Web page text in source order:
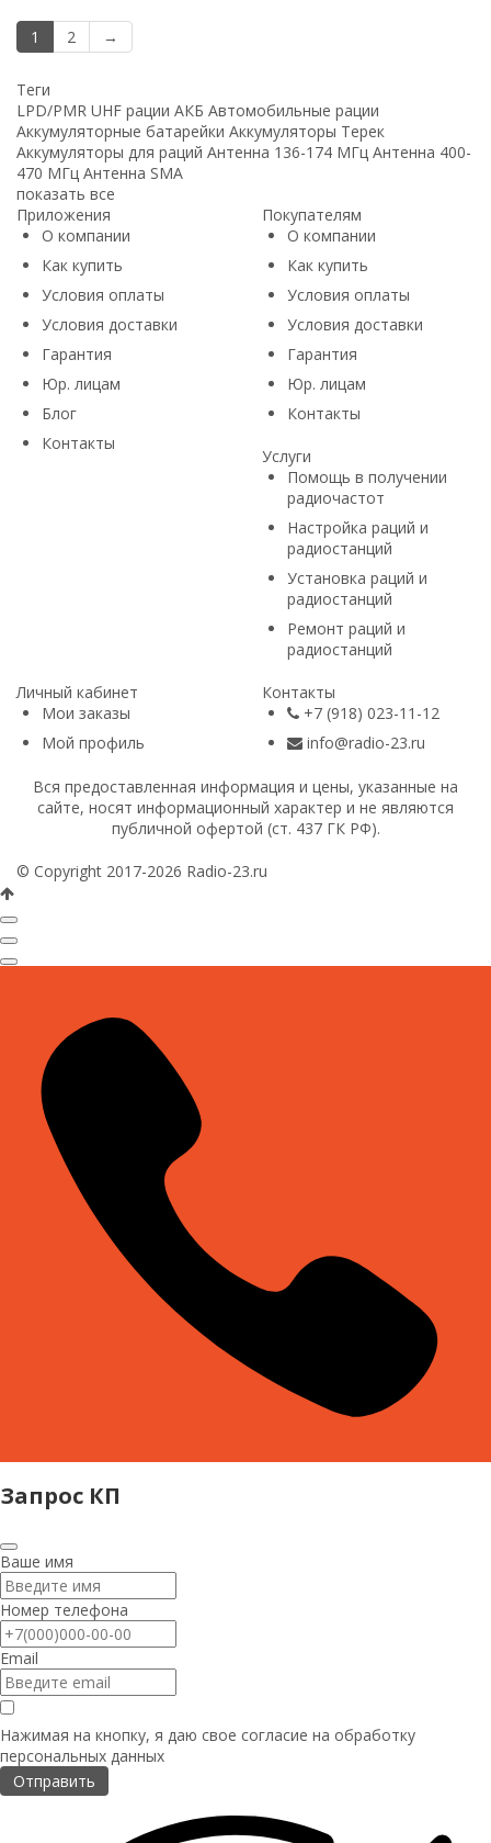
1 2 →
Теги
LPD/PMR UHF рации АКБ Автомобильные рации
Аккумуляторные батарейки Аккумуляторы Терек
Аккумуляторы для раций Антенна 136-174 МГц Антенна 400-
470 МГц Антенна SMA
показать все
Приложения
О компании
Как купить
Условия оплаты
Условия доставки
Гарантия
Юр. лицам​
Блог
Контакты
Покупателям
О компании
Как купить
Условия оплаты
Условия доставки
Гарантия
Юр. лицам​
Контакты
Услуги
Помощь в получении
радиочастот
Настройка раций и
радиостанций
Установка раций и
радиостанций
Ремонт раций и
радиостанций
Личный кабинет
Мои заказы
Мой профиль
Контакты
+7 (918) 023-11-12
info@radio-23.ru
Вся предоставленная информация и цены, указанные на
сайте, носят информационный характер и не являются
публичной офертой (ст. 437 ГК РФ).
© Copyright 2017-2026 Radio-23.ru
Запрос КП
Ваше имя
Номер телефона
Email
Нажимая на кнопку, я даю свое согласие на обработку
персональных данных
Отправить